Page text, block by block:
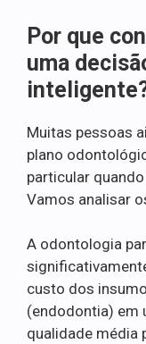
Por que
uma
Muitas pessoas
plano
particular
Vamos analisar
A odontologia
custo dos
(endodontia) em
qualidade média